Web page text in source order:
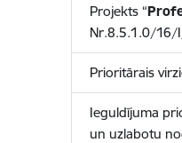
Projekts “
Nr.8.5.1.0/16/
Prioritārais
Ieguldījuma
un uzlabotu